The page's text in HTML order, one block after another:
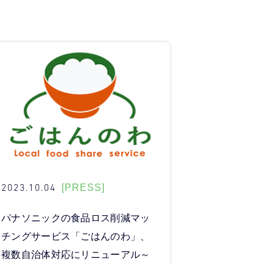
2023.10.04 [PRESS]
パナソニックの食品ロス削減マッ
チングサービス「ごはんのわ」、
複数自治体対応にリニューアル～